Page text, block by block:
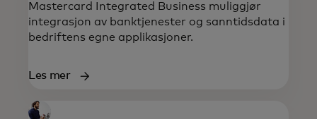
Mastercard Integrated Business muliggjør
integrasjon av banktjenester og sanntidsdata i
bedriftens egne applikasjoner.
Les mer